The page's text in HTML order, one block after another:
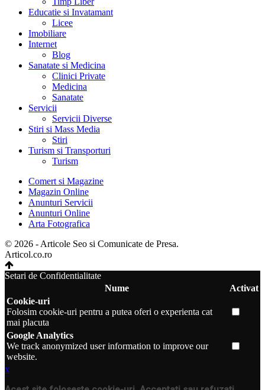
Educatie si Invatamant
Licee
Imobiliare
Internet
Blog
Sanatate si Medicina
Clinici Private
Medicina
Sanatate
Servicii
Servicii Diverse
Stiri si Mass Media
Stiri
Turism si Transporturi
Turism
Comert si Magazine
Magazin Online
Anunturi Servicii
Anunturi Online
Arta Fotografica
© 2026 - Articole Seo si Comunicate de Presa.
Articol.co.ro
Setari de Confidentialitate
Nume
Activat
Cookie-uri
Folosim cookie-uri pentru a putea oferi o experienta cat
mai placuta
Google Analytics
We track anonymized user information to improve our
website.
x